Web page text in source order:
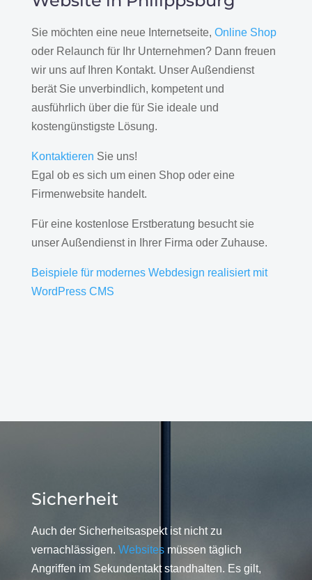
Sie möchten eine neue Internetseite, Online Shop
oder Relaunch für Ihr Unternehmen? Dann freuen
wir uns auf Ihren Kontakt. Unser Außendienst
berät Sie unverbindlich, kompetent und
ausführlich über die für Sie ideale und
kostengünstigste Lösung.
Kontaktieren Sie uns!
Egal ob es sich um einen Shop oder eine
Firmenwebsite handelt.
Für eine kostenlose Erstberatung besucht sie
unser Außendienst in Ihrer Firma oder Zuhause.
Beispiele für modernes Webdesign realisiert mit
WordPress CMS
Sicherheit
Auch der Sicherheitsaspekt ist nicht zu
vernachlässigen. Websitesmüssen täglich
Angriffen im Sekundentakt standhalten. Es gilt,